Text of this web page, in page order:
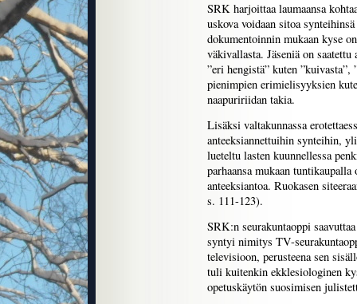
SRK harjoittaa laumaansa
uskova voidaan sitoa
dokumentoinnin mukaan kyse
väkivallasta. Jäseniä on
”eri hengistä” kuten ”kuivasta”,
pienimpien erimielisyyksien
naapuririidan takia.
Lisäksi valtakunnassa
anteeksiannettuihin synteihin,
lueteltu lasten kuunnellessa
parhaansa mukaan
anteeksiantoa. Ruokasen
s. 111-123).
SRK:n seurakuntaoppi
syntyi nimitys TV-
televisioon, perusteena sen
tuli kuitenkin ekklesiologinen
opetuskäytön suosimisen